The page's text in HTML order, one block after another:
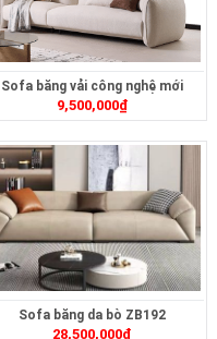
Sofa băng vải công nghệ mới
ZB472
9,500,000₫
Sofa băng da bò ZB192
28,500,000₫